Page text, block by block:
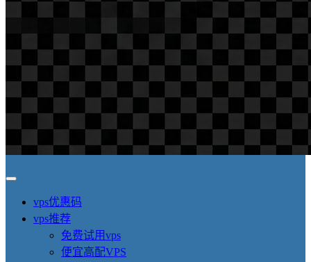
vps优惠码
vps推荐
免费试用vps
便宜高配VPS